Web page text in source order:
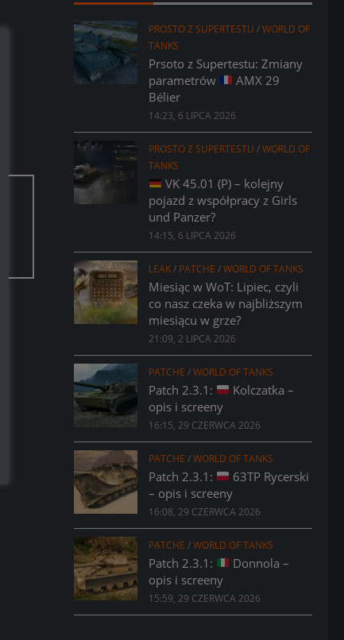
PROSTO Z SUPERTESTU /WORLD OF
TANKS
Prsoto z Supertestu: Zmiany
parametrów
AMX 29
Bélier
14:23, 6 LIPCA 2026
PROSTO Z SUPERTESTU /WORLD OF
TANKS
VK 45.01 (P) – kolejny
pojazd z współpracy z Girls
und Panzer?
14:15, 6 LIPCA 2026
LEAK/ PATCHE /WORLD OF TANKS
Miesiąc w WoT: Lipiec, czyli
co nasz czeka w najbliższym
miesiącu w grze?
21:09, 2 LIPCA 2026
PATCHE /WORLD OF TANKS
Patch 2.3.1:
Kolczatka –
opis i screeny
16:15, 29 CZERWCA 2026
PATCHE /WORLD OF TANKS
Patch 2.3.1:
63TP Rycerski
– opis i screeny
16:08, 29 CZERWCA 2026
PATCHE /WORLD OF TANKS
Patch 2.3.1:
Donnola –
opis i screeny
15:59, 29 CZERWCA 2026